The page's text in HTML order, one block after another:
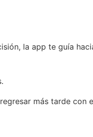
la app te guía
más tarde con